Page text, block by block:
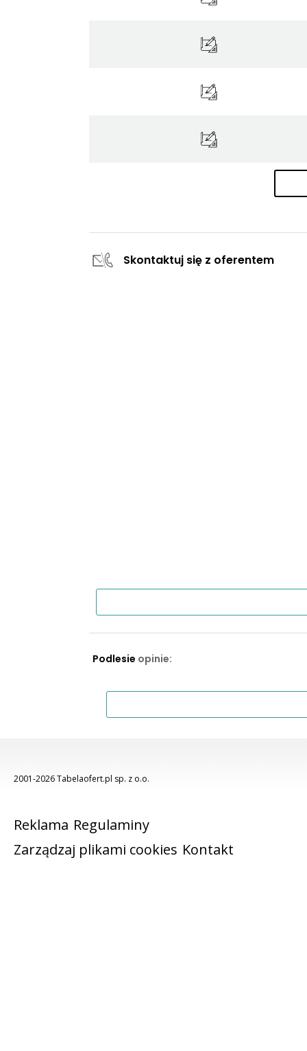
Skontaktuj się z oferentem
Podlesie opinie:
2001-2026 Tabelaofert.pl sp. z o.o.
Reklama Regulaminy
Zarządzaj plikami cookies Kontakt